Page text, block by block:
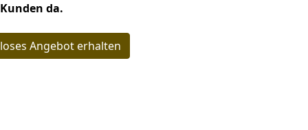
da.
Angebot erhalten